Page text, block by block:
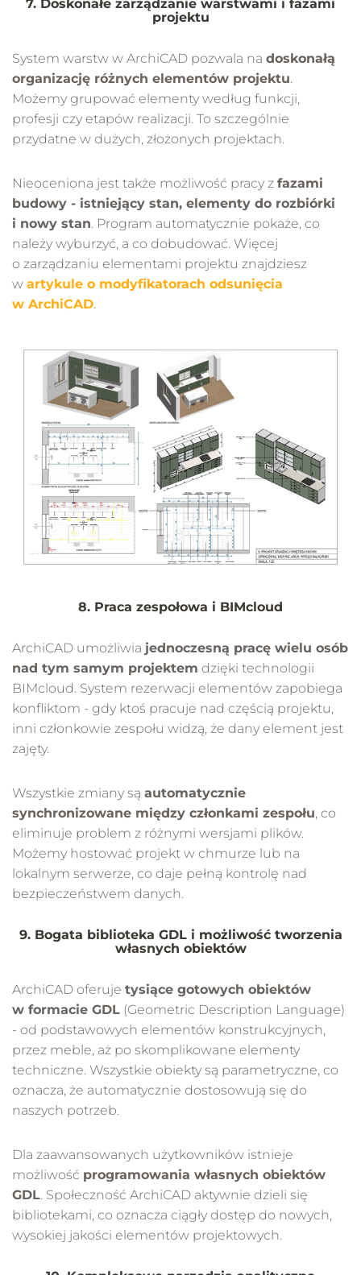
7. Doskonałe zarządzanie warstwami i fazami
projektu
System warstw w ArchiCAD pozwala na doskonałą
organizację różnych elementów projektu.
Możemy grupować elementy według funkcji,
profesji czy etapów realizacji. To szczególnie
przydatne w dużych, złożonych projektach.
Nieoceniona jest także możliwość pracy z fazami
budowy - istniejący stan, elementy do rozbiórki
i nowy stan. Program automatycznie pokaże, co
należy wyburzyć, a co dobudować. Więcej
o zarządzaniu elementami projektu znajdziesz
w artykule o modyfikatorach odsunięcia
w ArchiCAD.
8. Praca zespołowa i BIMcloud
ArchiCAD umożliwia jednoczesną pracę wielu osób
nad tym samym projektem dzięki technologii
BIMcloud. System rezerwacji elementów zapobiega
konfliktom - gdy ktoś pracuje nad częścią projektu,
inni członkowie zespołu widzą, że dany element jest
zajęty.
Wszystkie zmiany są automatycznie
synchronizowane między członkami zespołu, co
eliminuje problem z różnymi wersjami plików.
Możemy hostować projekt w chmurze lub na
lokalnym serwerze, co daje pełną kontrolę nad
bezpieczeństwem danych.
9. Bogata biblioteka GDL i możliwość tworzenia
własnych obiektów
ArchiCAD oferuje tysiące gotowych obiektów
w formacie GDL (Geometric Description Language)
- od podstawowych elementów konstrukcyjnych,
przez meble, aż po skomplikowane elementy
techniczne. Wszystkie obiekty są parametryczne, co
oznacza, że automatycznie dostosowują się do
naszych potrzeb.
Dla zaawansowanych użytkowników istnieje
możliwość programowania własnych obiektów
GDL. Społeczność ArchiCAD aktywnie dzieli się
bibliotekami, co oznacza ciągły dostęp do nowych,
wysokiej jakości elementów projektowych.